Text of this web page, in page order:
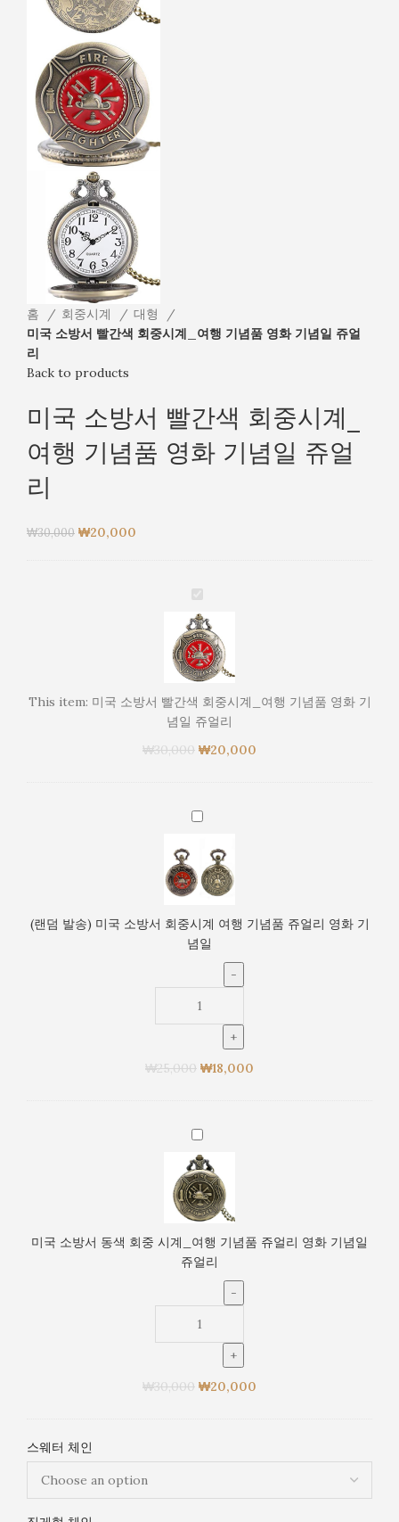
홈 회중시계
대형
미국 소방서 빨간색 회중시계_여행 기념품 영화 기념일 쥬얼
리
Back to products
미국 소방서 빨간색 회중시계_
여행 기념품 영화 기념일 쥬얼
리
₩30,000 ₩20,000
미
국
소
방
서
간
색
회
계
행
기
품
영
기
념
일
얼
This item: 미국 소방서 빨간색 회중시계_여행 기념품 영화 기
념일 쥬얼리
₩30,000 ₩20,000
(랜
송)
미
소
방
회
중
여
념
쥬
얼
리
영
화
기
일
(랜덤 발송) 미국 소방서 회중시계 여행 기념품 쥬얼리 영화 기
념일
₩25,000 ₩18,000
미
국
소
방
서
색
회
시
계
행
쥬
미국 소방서 동색 회중 시계_여행 기념품 쥬얼리 영화 기념일
쥬얼리
₩30,000 ₩20,000
스웨터 체인